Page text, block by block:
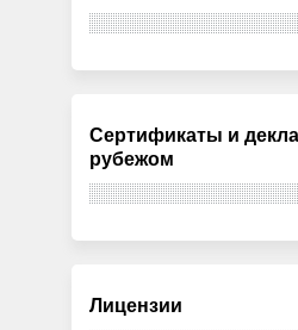
Сертификаты и
рубежом
Лицензии